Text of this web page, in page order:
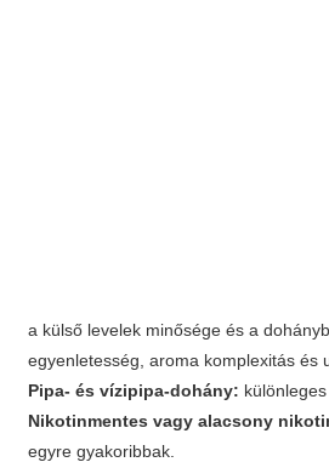
a külső levelek minősége és a
egyenletesség, aroma komplexitás és
Pipa- és vízipipa-dohány:
Nikotinmentes vagy alacsony
egyre gyakoribbak.